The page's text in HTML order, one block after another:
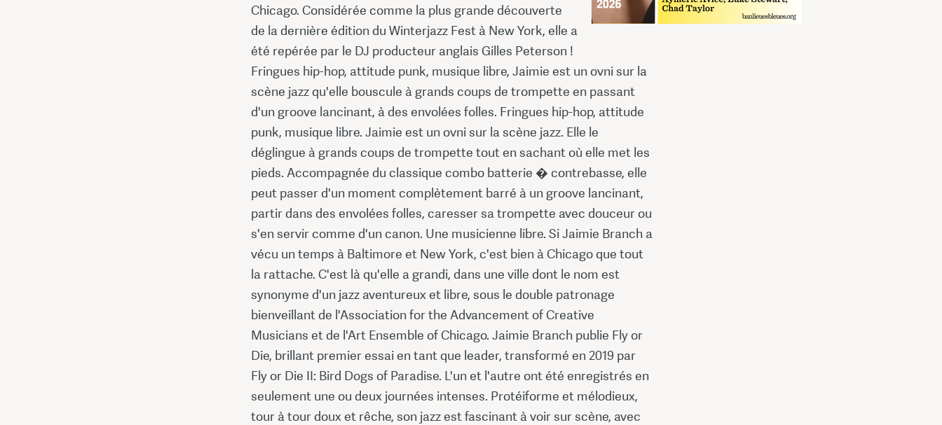
Chicago. Considérée comme la plus grande découverte
de la dernière édition du Winterjazz Fest à New York, elle a
été repérée par le DJ producteur anglais Gilles Peterson !
Fringues hip-hop, attitude punk, musique libre, Jaimie est un ovni sur la
scène jazz qu'elle bouscule à grands coups de trompette en passant
d'un groove lancinant, à des envolées folles. Fringues hip-hop, attitude
punk, musique libre. Jaimie est un ovni sur la scène jazz. Elle le
déglingue à grands coups de trompette tout en sachant où elle met les
pieds. Accompagnée du classique combo batterie � contrebasse, elle
peut passer d'un moment complètement barré à un groove lancinant,
partir dans des envolées folles, caresser sa trompette avec douceur ou
s'en servir comme d'un canon. Une musicienne libre. Si Jaimie Branch a
vécu un temps à Baltimore et New York, c'est bien à Chicago que tout
la rattache. C'est là qu'elle a grandi, dans une ville dont le nom est
synonyme d'un jazz aventureux et libre, sous le double patronage
bienveillant de l'Association for the Advancement of Creative
Musicians et de l'Art Ensemble of Chicago. Jaimie Branch publie Fly or
Die, brillant premier essai en tant que leader, transformé en 2019 par
Fly or Die II: Bird Dogs of Paradise. L'un et l'autre ont été enregistrés en
seulement une ou deux journées intenses. Protéiforme et mélodieux,
tour à tour doux et rêche, son jazz est fascinant à voir sur scène, avec